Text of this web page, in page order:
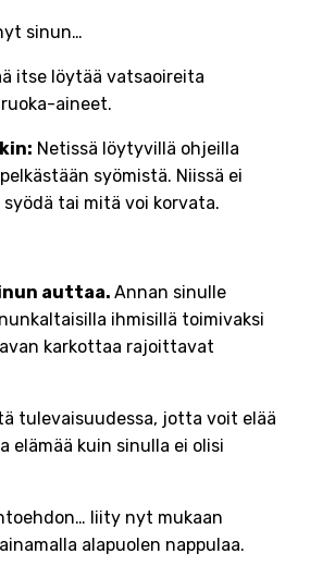
sinun…
itse löytää vatsaoireita
aineet.
Netissä löytyvillä ohjeilla
syömistä. Niissä ei
tai mitä voi korvata.
auttaa. Annan sinulle
ihmisillä toimivaksi
karkottaa rajoittavat
tulevaisuudessa, jotta voit elää
elämää kuin sinulla ei olisi
liity nyt mukaan
alapuolen nappulaa.